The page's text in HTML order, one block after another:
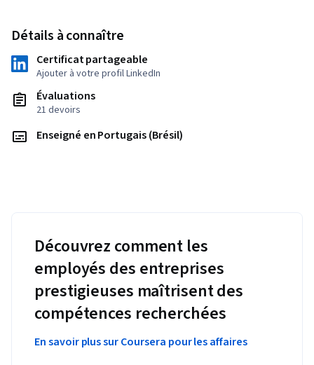
Détails à connaître
Certificat partageable
Ajouter à votre profil LinkedIn
Évaluations
21 devoirs
Enseigné en Portugais (Brésil)
Découvrez comment les
employés des entreprises
prestigieuses maîtrisent des
compétences recherchées
En savoir plus sur Coursera pour les affaires